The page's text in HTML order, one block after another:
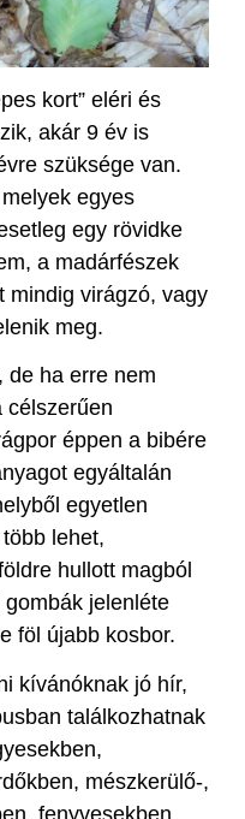
kort” eléri és
akár 9 év is
szüksége van.
egyes
egy rövidke
a madárfészek
mindig virágzó, vagy
meg.
de ha erre nem
célszerűen
éppen a bibére
egyáltalán
egyetlen
lehet,
hullott magból
jelenléte
föl újabb kosbor.
kívánóknak jó hír,
találkozhatnak
mészkerülő-,
fenyvesekben,